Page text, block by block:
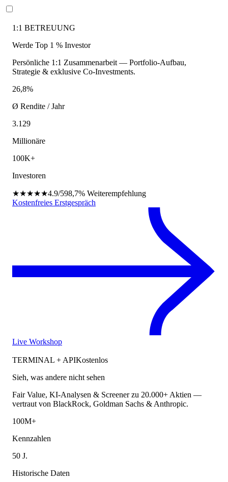
1:1 BETREUUNG
Werde Top 1 % Investor
Persönliche 1:1 Zusammenarbeit — Portfolio-Aufbau,
Strategie & exklusive Co-Investments.
26,8%
Ø Rendite / Jahr
3.129
Millionäre
100K+
Investoren
★★★★★4.9/598,7% Weiterempfehlung
Kostenfreies Erstgespräch
Live Workshop
TERMINAL + APIKostenlos
Sieh, was andere nicht sehen
Fair Value, KI-Analysen & Screener zu 20.000+ Aktien —
vertraut von BlackRock, Goldman Sachs & Anthropic.
100M+
Kennzahlen
50 J.
Historische Daten